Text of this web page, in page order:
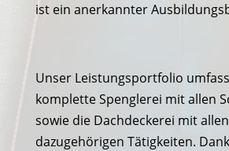
ist ein anerkannter
Unser Leistungsportfolio
komplette Spenglerei mit allen
sowie die Dachdeckerei mit allen
dazugehörigen Tätigkeiten.